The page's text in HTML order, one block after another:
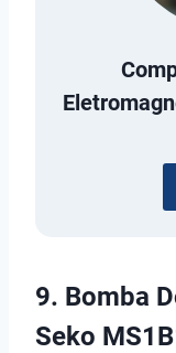
9. Bomba
Seko